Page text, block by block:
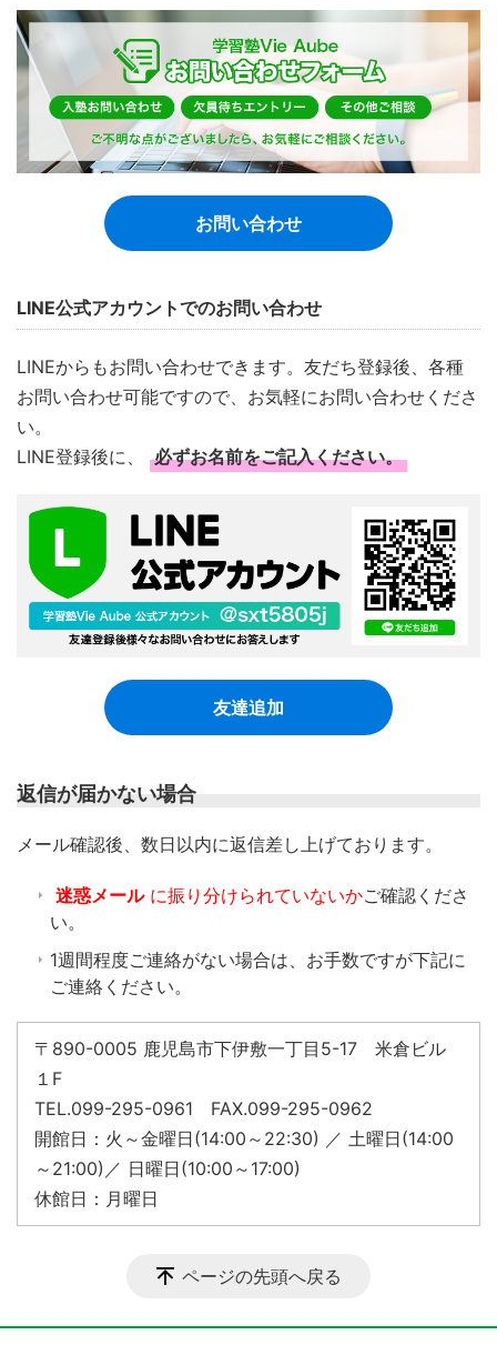
お問い合わせ
LINE公式アカウントでのお問い合わせ
LINEからもお問い合わせできます。友だち登録後、各種
お問い合わせ可能ですので、お気軽にお問い合わせくださ
い。
LINE登録後に、
必ずお名前をご記入ください。
友達追加
返信が届かない場合
​メール確認後、数日以内に返信差し上げております。
迷惑メール に振り分けられていないかご確認くださ
い。
1週間程度ご連絡がない場合は、お手数ですが下記に
ご連絡ください。
〒890-0005 鹿児島市下伊敷一丁目5-17 米倉ビル
１F
TEL.099-295-0961 FAX.099-295-0962
開館日：火～金曜日(14:00～22:30) ／ 土曜日(14:00
～21:00)／ 日曜日(10:00～17:00)
休館日：月曜日
ページの先頭へ戻る